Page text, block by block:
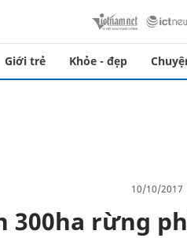
Giới trẻ Khỏe - đẹp
10/10/2017
300ha rừng